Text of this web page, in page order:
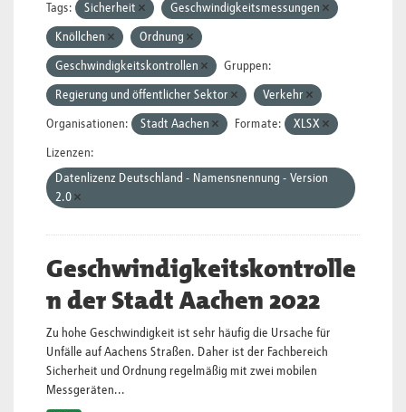
Tags: Sicherheit Geschwindigkeitsmessungen
Knöllchen Ordnung
Geschwindigkeitskontrollen Gruppen:
Regierung und öffentlicher Sektor Verkehr
Organisationen: Stadt Aachen Formate: XLSX
Lizenzen:
Datenlizenz Deutschland - Namensnennung - Version
2.0
Geschwindigkeitskontrolle
n der Stadt Aachen 2022
Zu hohe Geschwindigkeit ist sehr häufig die Ursache für
Unfälle auf Aachens Straßen. Daher ist der Fachbereich
Sicherheit und Ordnung regelmäßig mit zwei mobilen
Messgeräten...